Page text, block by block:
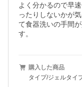
よく分かるので早
ったりしないかが
て食器洗いの手間
す。
購入した商品
タイプ/ジェルタイ